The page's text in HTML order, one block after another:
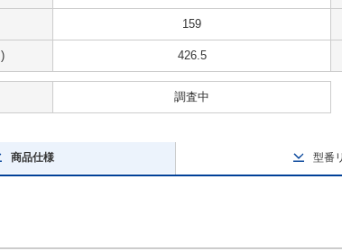
159
426.5
調査中
商品仕様 型番